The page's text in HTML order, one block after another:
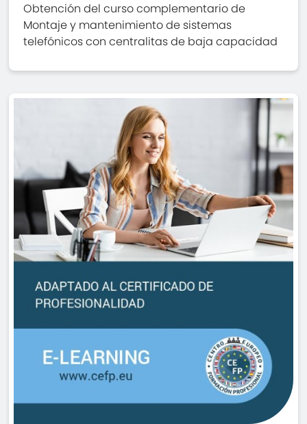
Obtención del curso complementario de
Montaje y mantenimiento de sistemas
telefónicos con centralitas de baja capacidad